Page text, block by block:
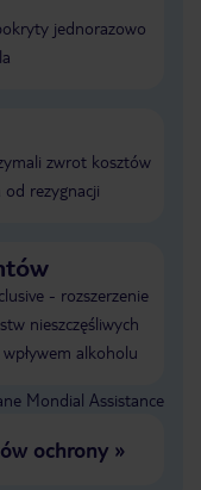
jednorazowo
zwrot kosztów
od rezygnacji
- rozszerzenie
nieszczęśliwych
alkoholu
Mondial Assistance
ochrony»